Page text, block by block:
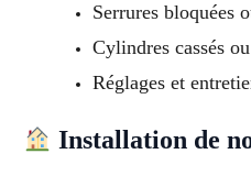
Serrures bloquées
Cylindres cassés
Réglages et
Installation de